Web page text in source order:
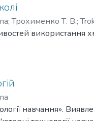
;Трохименко Т. В.;
використання
навчання».